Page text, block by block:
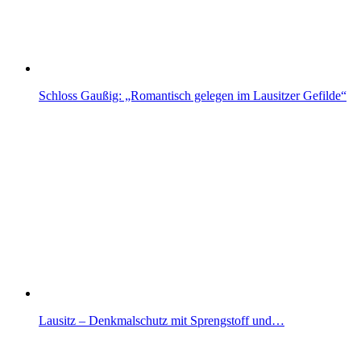
Schloss Gaußig: „Romantisch gelegen im Lausitzer Gefilde“
Lausitz – Denkmalschutz mit Sprengstoff und…